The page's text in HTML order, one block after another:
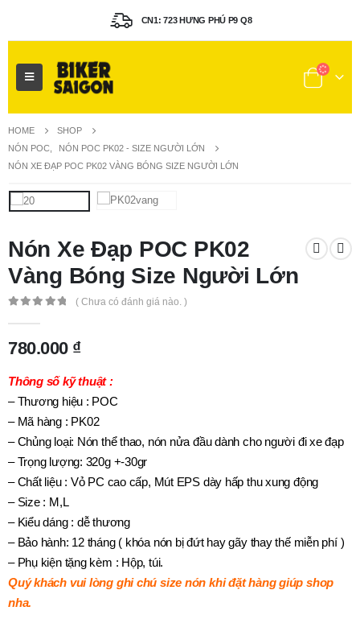
CN1: 723 HƯNG PHÚ P9 Q8
HOME
SHOP
NÓN POC
NÓN POC PK02 - SIZE NGƯỜI LỚN
NÓN XE ĐẠP POC PK02 VÀNG BÓNG SIZE NGƯỜI LỚN
Nón Xe Đạp POC PK02
Vàng Bóng Size Người Lớn
( Chưa có đánh giá nào. )
780.000 ₫
Thông số kỹ thuật :
– Thương hiệu : POC
– Mã hàng : PK02
– Chủng loại: Nón thể thao, nón nửa đầu dành cho người đi xe đạp
– Trọng lượng: 320g +-30gr
– Chất liệu : Vỏ PC cao cấp, Mút EPS dày hấp thu xung động
– Size : M,L
– Kiểu dáng : dễ thương
– Bảo hành: 12 tháng ( khóa nón bị đứt hay gãy thay thế miễn phí )
– Phụ kiện tặng kèm : Hộp, túi.
Quý khách vui lòng ghi chú size nón khi đặt hàng giúp shop
nha.